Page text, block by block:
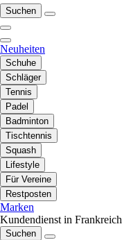
Suchen
Neuheiten
Schuhe
Schläger
Tennis
Padel
Badminton
Tischtennis
Squash
Lifestyle
Für Vereine
Restposten
Marken
Kundendienst in Frankreich
Suchen